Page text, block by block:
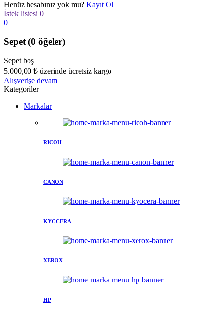
Henüz hesabınız yok mu? Kayıt Ol
İstek listesi 0
0
Sepet (0 öğeler)
Sepet boş
5.000,00 ₺ üzerinde ücretsiz kargo
Alışverişe devam
Kategoriler
Markalar
RICOH
CANON
KYOCERA
XEROX
HP